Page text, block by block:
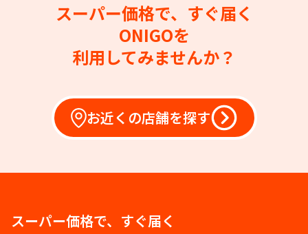
スーパー価格で、すぐ届く
ONIGOを
利用してみませんか？
お近くの店舗を探す
スーパー価格で、すぐ届く